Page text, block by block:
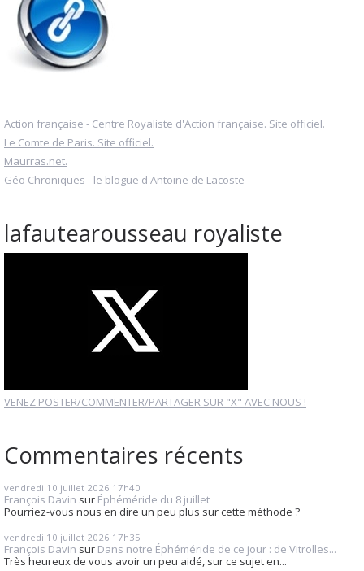
Action française - Centre Royaliste d'Action française. Site officiel.
Le Comte de Paris. Site officiel.
Maurras.net.
Géo Chroniques - le blogue d'Antoine de Lacoste
lafautearousseau royaliste
VENEZ POSTER/COMMENTER/PARTAGER SUR "X" AVEC NOUS !
Commentaires récents
vendredi 10 juillet 2026 17h40
François Davin sur Éphéméride du 8 juillet
Pourriez-vous nous en dire un peu plus sur cette méthode ?
vendredi 10 juillet 2026 17h35
François Davin sur Dans notre Éphéméride de ce jour : de Vitrolles...
Très heureux de vous avoir un peu aidé, sur ce sujet en...